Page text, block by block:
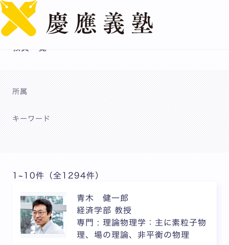
所属
キーワード
検索
1~10件（全1294件）
青木 健一郎
経済学部 教授
専門 : 理論物理学：主に素粒子物
理、場の理論、非平衡の物理